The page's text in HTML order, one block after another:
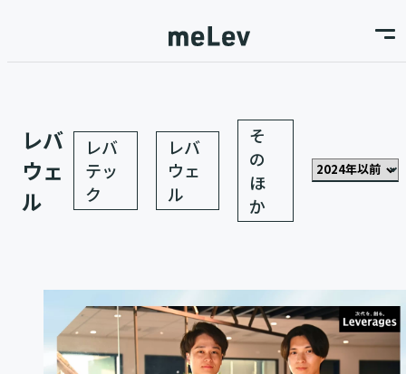
レバ
ウェ
ル
レバ
テッ
ク
レバ
ウェ
ル
そ
の
ほ
か